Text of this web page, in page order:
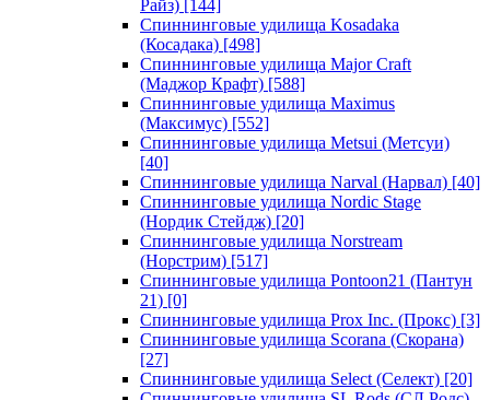
Райз) [144]
Спиннинговые удилища Kosadaka
(Косадака) [498]
Спиннинговые удилища Major Craft
(Маджор Крафт) [588]
Спиннинговые удилища Maximus
(Максимус) [552]
Спиннинговые удилища Metsui (Метсуи)
[40]
Спиннинговые удилища Narval (Нарвал) [40]
Спиннинговые удилища Nordic Stage
(Нордик Стейдж) [20]
Спиннинговые удилища Norstream
(Норстрим) [517]
Спиннинговые удилища Pontoon21 (Пантун
21) [0]
Спиннинговые удилища Prox Inc. (Прокс) [3]
Спиннинговые удилища Scorana (Скорана)
[27]
Спиннинговые удилища Select (Селект) [20]